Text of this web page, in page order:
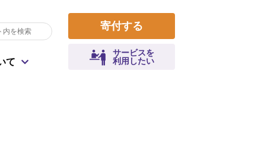
て
寄付する
サービスを
利用したい